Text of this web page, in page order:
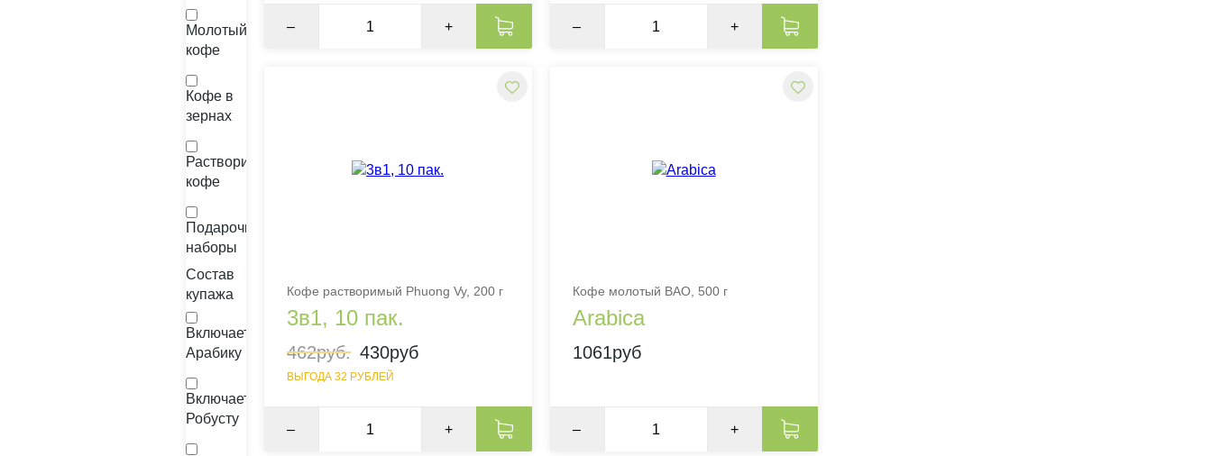
Молотый
кофе
Кофе в
зернах
Растворимый
кофе
Подарочные
наборы
Состав
купажа
Включает
Арабику
Включает
Робусту
– + – +
Кофе растворимый Phuong Vy, 200 г
3в1, 10 пак.
462руб. 430руб
ВЫГОДА 32 РУБЛЕЙ
– +
Кофе молотый BAO, 500 г
Arabica
1061руб
– +